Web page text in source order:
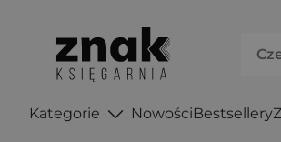
Kategorie NowościBestsellery